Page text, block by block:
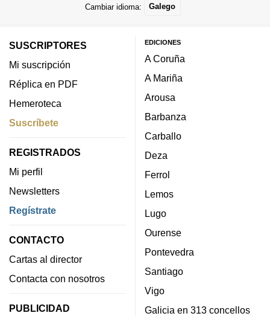
Cambiar idioma: Galego
SUSCRIPTORES
Mi suscripción
Réplica en PDF
Hemeroteca
Suscríbete
REGISTRADOS
Mi perfil
Newsletters
Regístrate
CONTACTO
Cartas al director
Contacta con nosotros
PUBLICIDAD
EDICIONES
A Coruña
A Mariña
Arousa
Barbanza
Carballo
Deza
Ferrol
Lemos
Lugo
Ourense
Pontevedra
Santiago
Vigo
Galicia en 313 concellos